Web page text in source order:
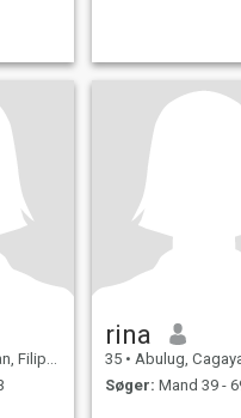
rina
35 • Abulug, Cagayan,
Søger: Mand 39 -